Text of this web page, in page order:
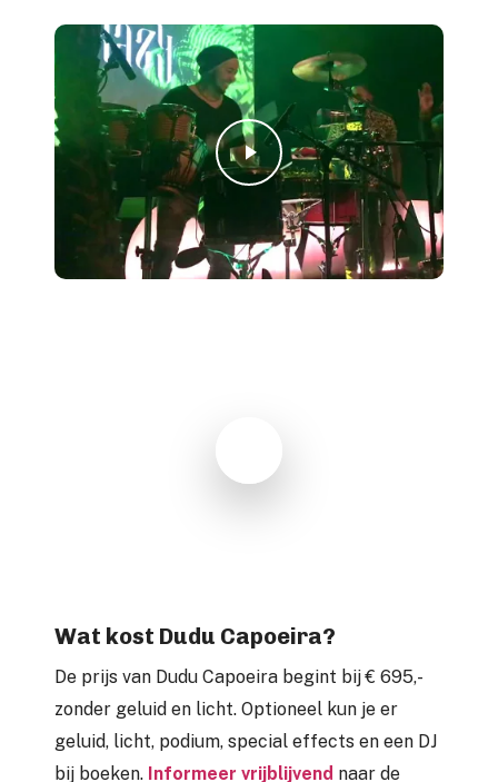
Play Video
Play Video
Wat kost Dudu Capoeira?
De prijs van Dudu Capoeira begint bij € 695,-
zonder geluid en licht. Optioneel kun je er
geluid, licht, podium, special effects en een DJ
bij boeken. Informeer vrijblijvend naar de